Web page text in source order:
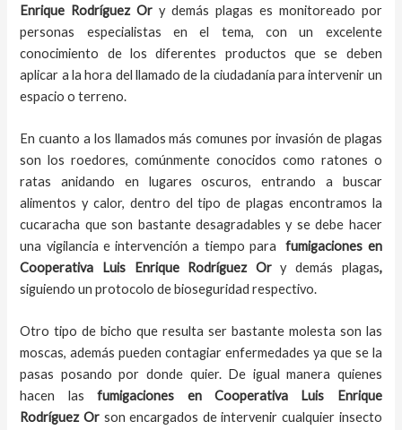
Enrique Rodríguez Or y demás plagas es monitoreado por
personas especialistas en el tema, con un excelente
conocimiento de los diferentes productos que se deben
aplicar a la hora del llamado de la ciudadanía para intervenir un
espacio o terreno.
En cuanto a los llamados más comunes por invasión de plagas
son los roedores, comúnmente conocidos como ratones o
ratas anidando en lugares oscuros, entrando a buscar
alimentos y calor, dentro del tipo de plagas encontramos la
cucaracha que son bastante desagradables y se debe hacer
una vigilancia e intervención a tiempo parafumigaciones en
Cooperativa Luis Enrique Rodríguez Or y demás plagas,
siguiendo un protocolo de bioseguridad respectivo.
Otro tipo de bicho que resulta ser bastante molesta son las
moscas, además pueden contagiar enfermedades ya que se la
pasas posando por donde quier. De igual manera quienes
hacen las
fumigaciones en Cooperativa Luis Enrique
Rodríguez Or son encargados de intervenir cualquier insecto